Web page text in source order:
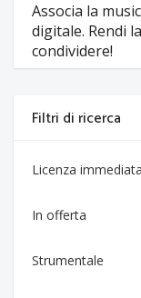
Associa la
digitale. Rendi
condividere!
Filtri di ricerca
Licenza immediata
In offerta
Strumentale